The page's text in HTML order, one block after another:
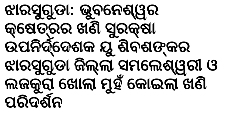
ଝାରସୁଗୁଡା: ଭୁବନେଶ୍ୱର
କ୍ଷେତ୍ରର ଖଣି ସୁରକ୍ଷା
ଉପନିର୍ଦ୍ଦେଶକ ୟୁ ଶିବଶଙ୍କର
ଝାରସୁଗୁଡା ଜିଲ୍ଲା ସମଲେଶ୍ୱରୀ ଓ
ଲଜକୁରା ଖୋଲା ମୁହଁ କୋଇଲା ଖଣି
ପରିଦର୍ଶନ